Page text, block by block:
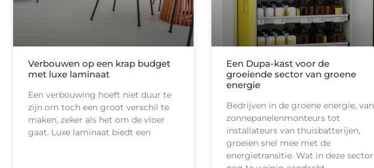
Verbouwen op een krap budget
met luxe laminaat
Een verbouwing hoeft niet duur te
zijn om toch een groot verschil te
maken, zeker als het om de vloer
gaat. Luxe laminaat biedt een
Een Dupa-kast voor de
groeiende sector van groene
energie
Bedrijven in de groene energie, van
zonnepanelenmonteurs tot
installateurs van thuisbatterijen,
groeien snel mee met de
energietransitie. Wat in deze sector